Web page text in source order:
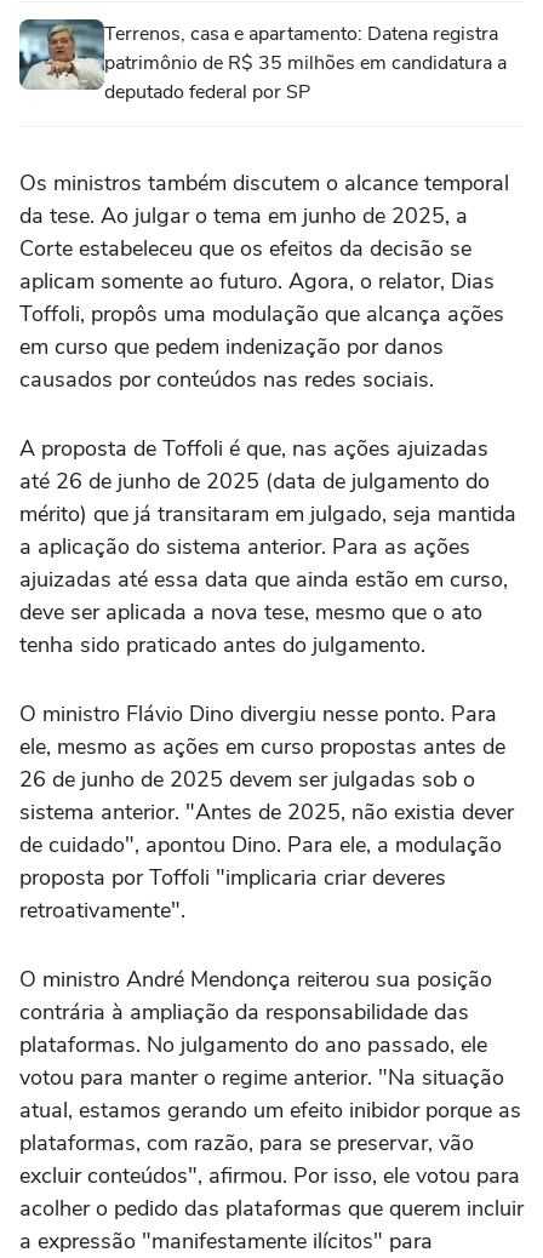
Terrenos, casa e apartamento: Datena registra
patrimônio de R$ 35 milhões em candidatura a
deputado federal por SP
Os ministros também discutem o alcance temporal
da tese. Ao julgar o tema em junho de 2025, a
Corte estabeleceu que os efeitos da decisão se
aplicam somente ao futuro. Agora, o relator, Dias
Toffoli, propôs uma modulação que alcança ações
em curso que pedem indenização por danos
causados por conteúdos nas redes sociais.
A proposta de Toffoli é que, nas ações ajuizadas
até 26 de junho de 2025 (data de julgamento do
mérito) que já transitaram em julgado, seja mantida
a aplicação do sistema anterior. Para as ações
ajuizadas até essa data que ainda estão em curso,
deve ser aplicada a nova tese, mesmo que o ato
tenha sido praticado antes do julgamento.
O ministro Flávio Dino divergiu nesse ponto. Para
ele, mesmo as ações em curso propostas antes de
26 de junho de 2025 devem ser julgadas sob o
sistema anterior. "Antes de 2025, não existia dever
de cuidado", apontou Dino. Para ele, a modulação
proposta por Toffoli "implicaria criar deveres
retroativamente".
O ministro André Mendonça reiterou sua posição
contrária à ampliação da responsabilidade das
plataformas. No julgamento do ano passado, ele
votou para manter o regime anterior. "Na situação
atual, estamos gerando um efeito inibidor porque as
plataformas, com razão, para se preservar, vão
excluir conteúdos", afirmou. Por isso, ele votou para
acolher o pedido das plataformas que querem incluir
a expressão "manifestamente ilícitos" para